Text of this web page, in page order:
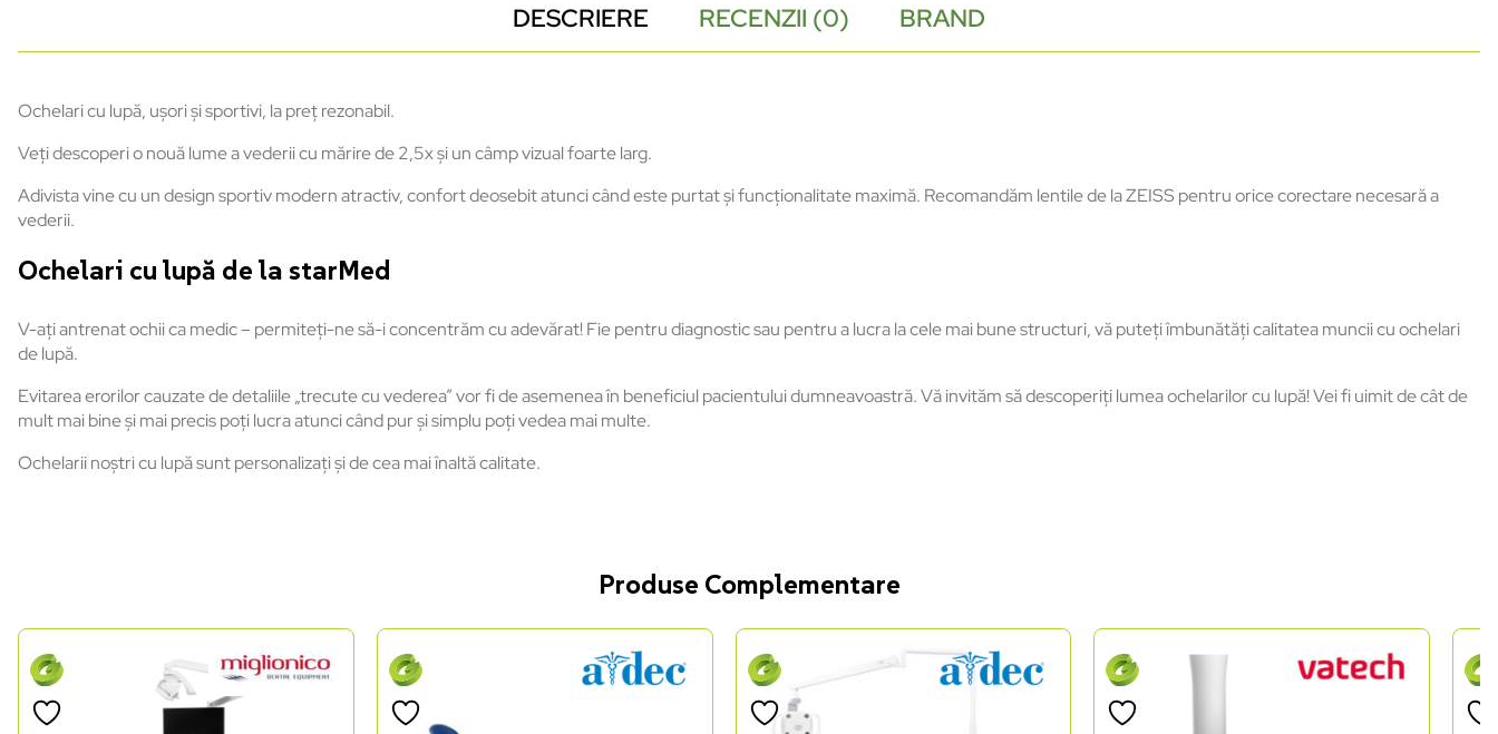
DESCRIERE RECENZII (0) BRAND
Ochelari cu lupă, ușori și sportivi, la preț rezonabil.
Veți descoperi o nouă lume a vederii cu mărire de 2,5x și un câmp vizual foarte larg.
Adivista vine cu un design sportiv modern atractiv, confort deosebit atunci când este purtat și funcționalitate maximă. Recomandăm lentile de la ZEISS pentru orice corectare necesară a
vederii.
Ochelari cu lupă de la starMed
V-ați antrenat ochii ca medic – permiteți-ne să-i concentrăm cu adevărat! Fie pentru diagnostic sau pentru a lucra la cele mai bune structuri, vă puteți îmbunătăți calitatea muncii cu ochelari
de lupă.
Evitarea erorilor cauzate de detaliile „trecute cu vederea” vor fi de asemenea în beneficiul pacientului dumneavoastră. Vă invităm să descoperiți lumea ochelarilor cu lupă! Vei fi uimit de cât de
mult mai bine și mai precis poți lucra atunci când pur și simplu poți vedea mai multe.
Ochelarii noștri cu lupă sunt personalizați și de cea mai înaltă calitate.
Produse Complementare